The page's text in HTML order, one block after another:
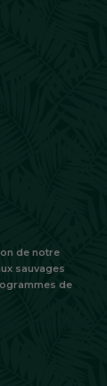
de notre
sauvages
de